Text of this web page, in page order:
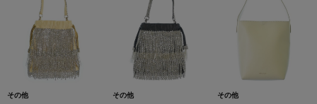
その他
その他
その他